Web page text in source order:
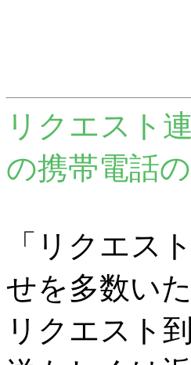
リクエスト
の携帯電話
「リクエス
せを多数い
リクエスト